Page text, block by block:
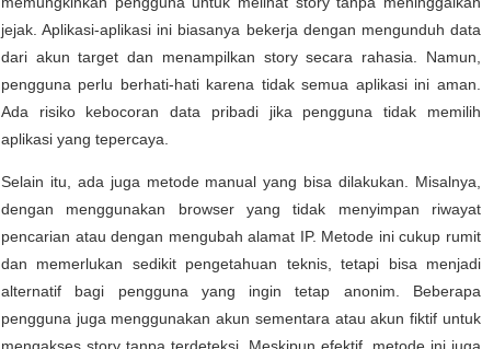
jejak. Aplikasi-aplikasi ini biasanya bekerja dengan mengunduh data
dari akun target dan menampilkan story secara rahasia. Namun,
pengguna perlu berhati-hati karena tidak semua aplikasi ini aman.
Ada risiko kebocoran data pribadi jika pengguna tidak memilih
aplikasi yang tepercaya.
Selain itu, ada juga metode manual yang bisa dilakukan. Misalnya,
dengan menggunakan browser yang tidak menyimpan riwayat
pencarian atau dengan mengubah alamat IP. Metode ini cukup rumit
dan memerlukan sedikit pengetahuan teknis, tetapi bisa menjadi
alternatif bagi pengguna yang ingin tetap anonim. Beberapa
pengguna juga menggunakan akun sementara atau akun fiktif untuk